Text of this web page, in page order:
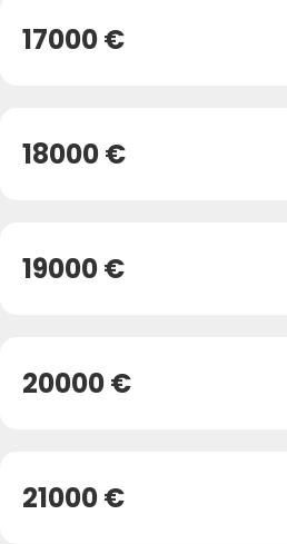
17000 €
18000 €
19000 €
20000 €
21000 €